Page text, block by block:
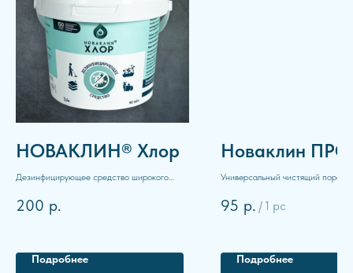
НОВАКЛИН® Хлор
Дезинфицирующее средство широкого
200 р.
Подробнее
Новаклин
Универсальный чистящий
95 р. / 1 pc
Подробнее